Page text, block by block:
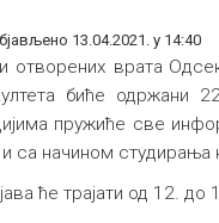
13.04.2021. у 14:40
отворених врата
биће одржани
пружиће све
са начином студирања
ће трајати од 12.